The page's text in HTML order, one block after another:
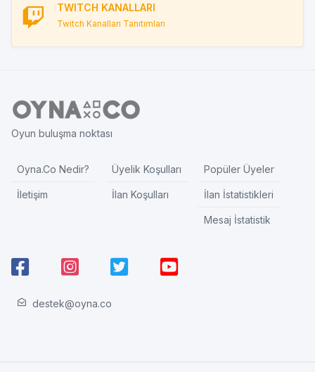
TWITCH KANALLARI
Twitch Kanalları Tanıtımları
Oyun buluşma noktası
Oyna.Co Nedir?
İletişim
Üyelik Koşulları
İlan Koşulları
Popüler Üyeler
İlan İstatistikleri
Mesaj İstatistik
destek@oyna.co